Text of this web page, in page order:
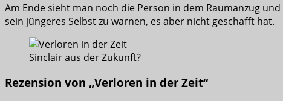
Am Ende sieht man noch die Person in dem Raumanzug
sein jüngeres Selbst zu warnen, es aber nicht geschafft hat.
Sinclair aus der Zukunft?
Rezension von „Verloren in der Zeit“